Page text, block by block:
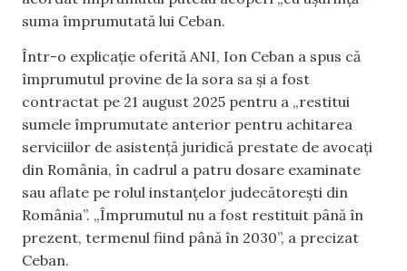
suma împrumutată lui Ceban.
Într-o explicație oferită ANI, Ion Ceban a spus că
împrumutul provine de la sora sa și a fost
contractat pe 21 august 2025 pentru a „restitui
sumele împrumutate anterior pentru achitarea
serviciilor de asistență juridică prestate de avocați
din România, în cadrul a patru dosare examinate
sau aflate pe rolul instanțelor judecătorești din
România”. „Împrumutul nu a fost restituit până în
prezent, termenul fiind până în 2030”, a precizat
Ceban.